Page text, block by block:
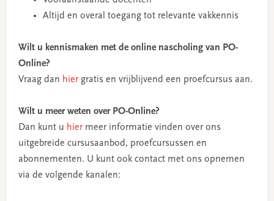
Altijd en overal toegang tot relevante vakkennis
Wilt u kennismaken met de online nascholing van PO-
Online?
Vraag dan hiergratis en vrijblijvend een proefcursus aan.
Wilt u meer weten over PO-Online?
Dan kunt u hiermeer informatie vinden over ons
uitgebreide cursusaanbod, proefcursussen en
abonnementen. U kunt ook contact met ons opnemen
via de volgende kanalen: